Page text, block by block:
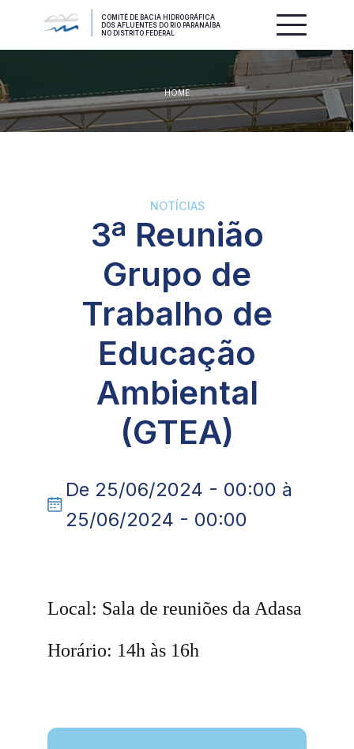
COMITÊ DE BACIA HIDROGRÁFICA
DOS AFLUENTES DO RIO PARANAÍBA
NO DISTRITO FEDERAL
HOME
NOTÍCIAS
3ª Reunião
Grupo de
Trabalho de
Educação
Ambiental
(GTEA)
De 25/06/2024 - 00:00 à
25/06/2024 - 00:00
Local: Sala de reuniões da Adasa
Horário: 14h às 16h